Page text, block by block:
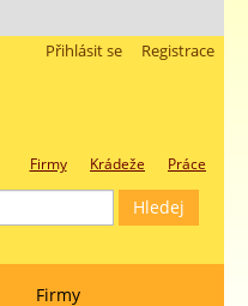
Registrace
Přihlásit se
Firmy Krádeže Práce
Firmy